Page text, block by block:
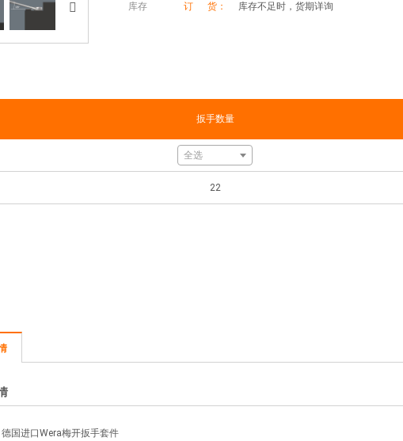
库存 订 货： 库存不足时，货期详询
扳手数量
全选
22
国进口Wera梅开扳手套件